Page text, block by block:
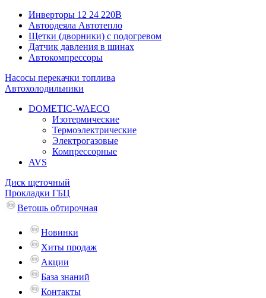
Инверторы 12 24 220В
Автоодеяла Автотепло
Щетки (дворники) с подогревом
Датчик давления в шинах
Автокомпрессоры
Насосы перекачки топлива
Автохолодильники
DOMETIC-WAECO
Изотермические
Термоэлектрические
Электрогазовые
Компрессорные
AVS
Диск щеточный
Прокладки ГБЦ
Ветошь обтирочная
Новинки
Хиты продаж
Акции
База знаний
Контакты